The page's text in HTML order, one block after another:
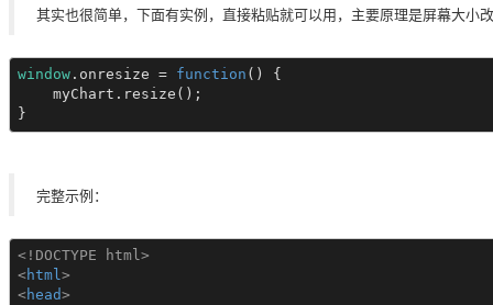
其实也很简单，下面有实例，直接粘贴就可以用，主要原理是屏幕大小
window.onresize = function () {
    myChart.resize();
}
完整示例：
<!DOCTYPE html>
<html>
<head>